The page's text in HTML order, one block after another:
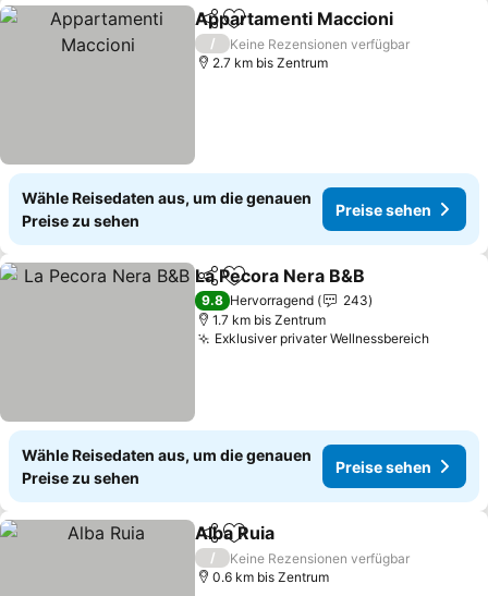
TeilenZu Favoriten hinzufügen
Appartamenti Maccioni
/
Keine Rezensionen verfügbar
2.7 km bis Zentrum
Wähle Reisedaten aus, um die genauen
Preise zu sehen
Preise sehen
TeilenZu Favoriten hinzufügen
La Pecora Nera B&B
9.8 Hervorragend
243
1.7 km bis Zentrum
Exklusiver privater Wellnessbereich
Wähle Reisedaten aus, um die genauen
Preise zu sehen
Preise sehen
TeilenZu Favoriten hinzufügen
Alba Ruia
/
Keine Rezensionen verfügbar
0.6 km bis Zentrum